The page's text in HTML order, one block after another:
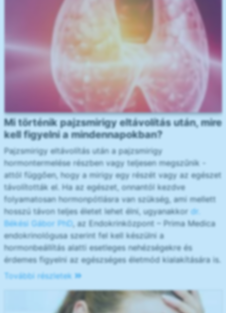
Mi történik pajzsmirigy eltávolítás után, mire
kell figyelni a mindennapokban?
Pajzsmirigy eltávolítás után a pajzsmirigy
hormontermelése részben vagy teljesen megszűnik -
attól függően, hogy a mirigy egy részét vagy az egészet
távolították el. Ha az egészet, onnantól kezdve
folyamatosan hormonpótlásra van szükség, ami mellett
hosszú távon teljes életet lehet élni, ugyanakkor dr.
Békési Gábor PhD
, az Endokrinközpont – Prima Medica
endokrinológusa szerint fel kell készülni a
hormonbeállítás alatti esetleges nehézségekre és
érdemes figyelni az egészséges életmód kialakítására is.
További részletek